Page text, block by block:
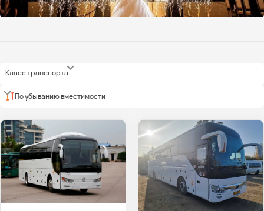
Класс транспорта
По убыванию вместимости